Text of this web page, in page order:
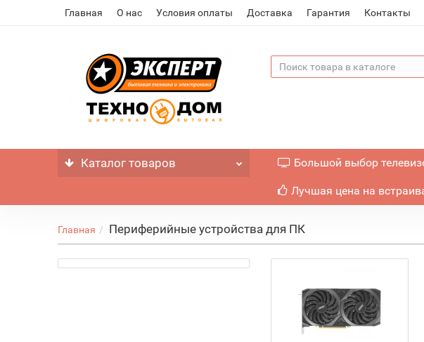
Главная О нас Условия оплаты Доставка Гарантия Контакты
Каталог товаров Большой выбор
Лучшая цена на
Главная Периферийные устройства для ПК